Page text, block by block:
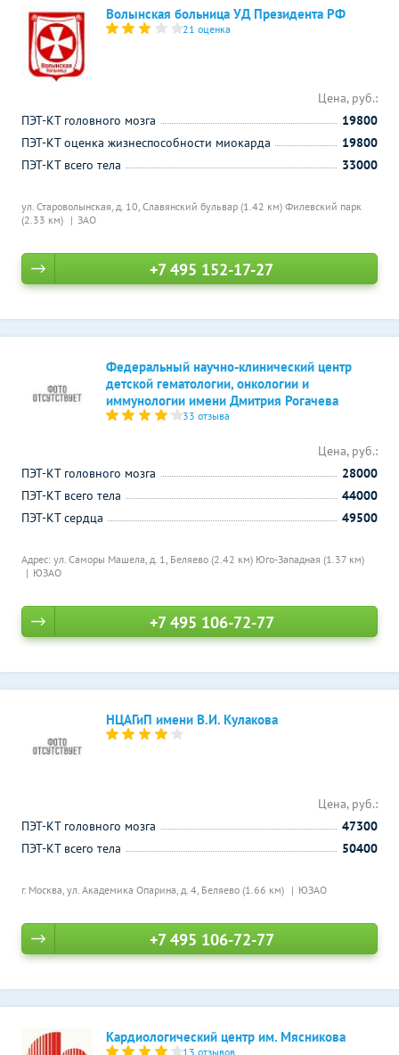
Волынская больница УД Президента РФ
21 оценка
ул. Староволынская, д. 10, Славянский бульвар (1.42 км) Филевский парк
(2.33 км)
ЗАО
Цена, руб.:
ПЭТ-КТ головного мозга
19800
ПЭТ-КТ оценка жизнеспособности миокарда
19800
ПЭТ-КТ всего тела
33000
+7 495 152-17-27
Федеральный научно-клинический центр
детской гематологии, онкологии и
иммунологии имени Дмитрия Рогачева
33 отзыва
Адрес: ул. Саморы Машела, д. 1, Беляево (2.42 км) Юго-Западная (1.37 км)
ЮЗАО
Цена, руб.:
ПЭТ-КТ головного мозга
28000
ПЭТ-КТ всего тела
44000
ПЭТ-КТ сердца
49500
+7 495 106-72-77
НЦАГиП имени В.И. Кулакова
г. Москва, ул. Академика Опарина, д. 4, Беляево (1.66 км) ЮЗАО
Цена, руб.:
ПЭТ-КТ головного мозга
47300
ПЭТ-КТ всего тела
50400
+7 495 106-72-77
Кардиологический центр им. Мясникова
13 отзывов